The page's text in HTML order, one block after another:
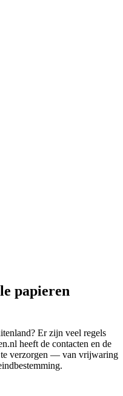
papieren
Er zijn veel regels
heeft de contacten en de
te verzorgen — van vrijwaring